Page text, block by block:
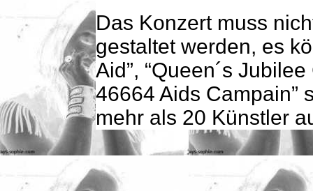
Das Konzert muss
gestaltet werden, es
Aid”, “Queen´s
46664 Aids Campain”
mehr als 20 Künstler